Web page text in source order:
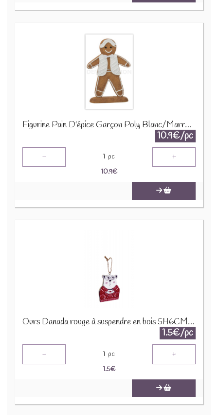
Figurine Pain D'épice Garçon Poly Blanc/Marron 26600
10.9€/pc
- 1 pc +
10.9€
Ours Danada rouge à suspendre en bois 5H6CM 12160
1.5€/pc
- 1 pc +
1.5€